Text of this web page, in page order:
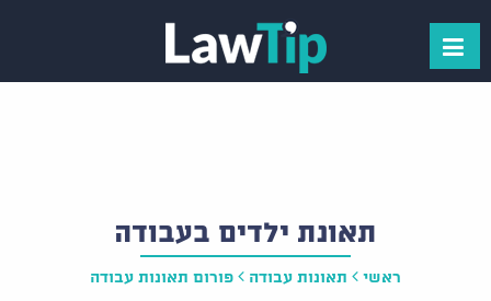
תאונת ילדים בעבודה
ראשי תאונות עבודה פורום תאונות עבודה